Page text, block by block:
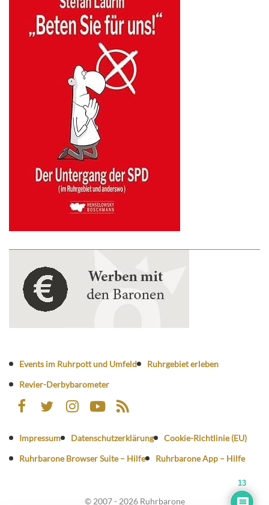
Events im Ruhrpott und Umfeld
Ruhrgebiet erleben
Revier-Derbybarometer
Impressum Datenschutzerklärung
Cookie-Richtlinie (EU)
Ruhrbarone Browser Suite – Hilfe
Ruhrbarone App – Hilfe
© 2007 - 2026 Ruhrbarone
13